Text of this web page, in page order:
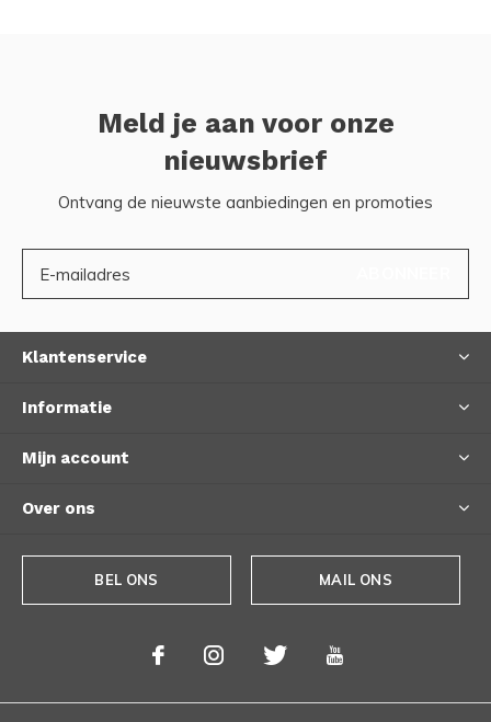
Meld je aan voor onze
nieuwsbrief
Ontvang de nieuwste aanbiedingen en promoties
Klantenservice
Informatie
Mijn account
Over ons
BEL ONS MAIL ONS